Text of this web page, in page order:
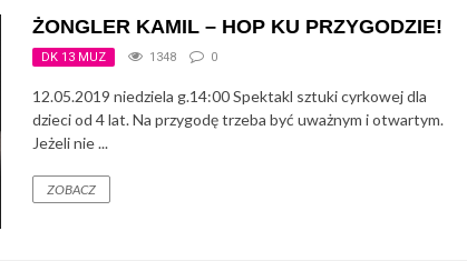
ŻONGLER KAMIL – HOP KU PRZYGODZIE!
DK 13 MUZ 1348 0
12.05.2019 niedziela g.14:00 Spektakl sztuki cyrkowej dla
dzieci od 4 lat. Na przygodę trzeba być uważnym i otwartym.
Jeżeli nie ...
ZOBACZ